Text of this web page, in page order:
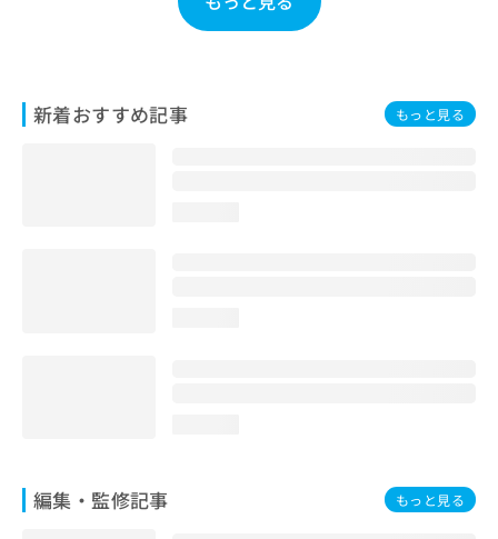
新着おすすめ記事 もっと見る
編集・監修記事 もっと見る
わ
せ